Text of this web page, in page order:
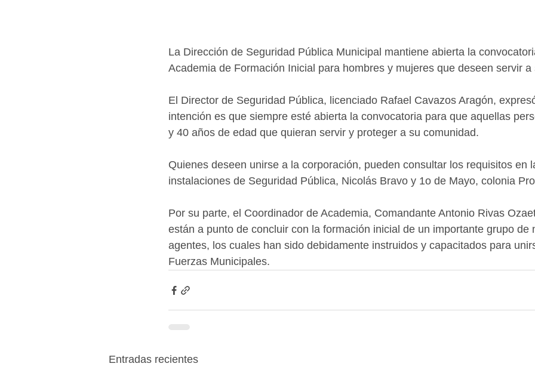
La Dirección de Seguridad Pública Municipal mantiene abierta la
Academia de Formación Inicial para hombres y mujeres que deseen servir
El Director de Seguridad Pública, licenciado Rafael Cavazos Aragón,
intención es que siempre esté abierta la convocatoria para que aquellas
y 40 años de edad que quieran servir y proteger a su comunidad.
Quienes deseen unirse a la corporación, pueden consultar los requisitos en
instalaciones de Seguridad Pública, Nicolás Bravo y 1o de Mayo, colonia
Por su parte, el Coordinador de Academia, Comandante Antonio Rivas
están a punto de concluir con la formación inicial de un importante grupo de
agentes, los cuales han sido debidamente instruidos y capacitados para
Fuerzas Municipales.
Entradas recientes